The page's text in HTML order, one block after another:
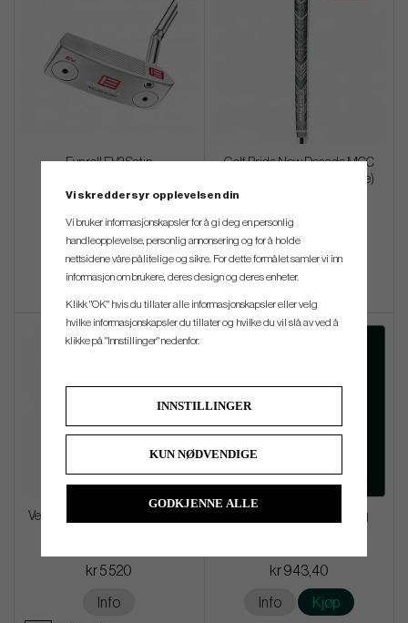
Evnroll EV2 Satin
kr 4 720
Kjøp
Golf Pride New Decade MCC
Plus4 Grey/Black - (Midsize)
kr 176
Vessel Carbon LUX - Stand Bag
kr 5 520
Info
Fitting - Screening befintlig
kr 943,40
Info Kjøp
Vi skreddersyr opplevelsen din
Vi bruker informasjonskapsler for å gi deg en personlig
handleopplevelse, personlig annonsering og for å holde
nettsidene våre pålitelige og sikre. For dette formålet samler vi inn
informasjon om brukere, deres design og deres enheter.
Klikk "OK" hvis du tillater alle informasjonskapsler eller velg
hvilke informasjonskapsler du tillater og hvilke du vil slå av ved å
klikke på "Innstillinger" nedenfor.
INNSTILLINGER
KUN NØDVENDIGE
GODKJENNE ALLE